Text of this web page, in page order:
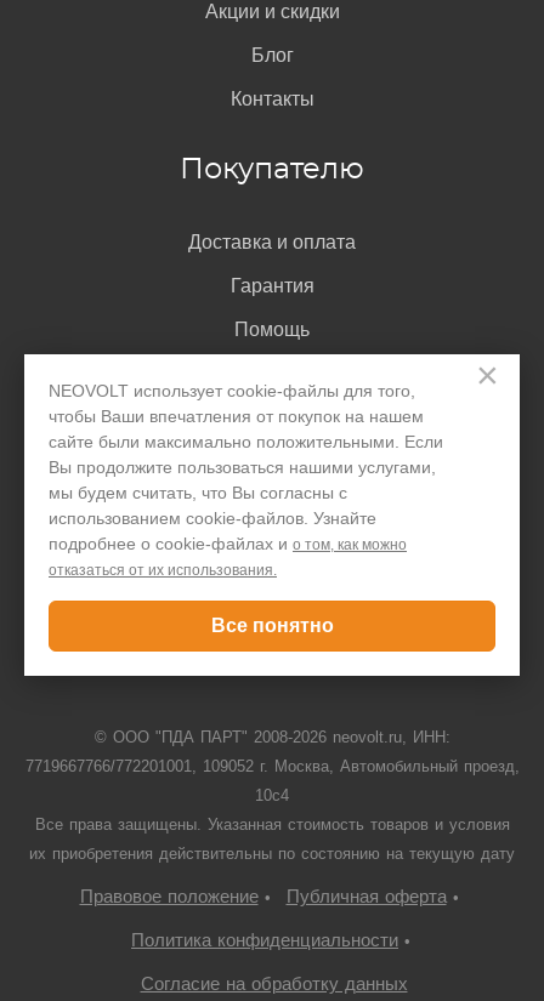
×
NEOVOLT использует cookie-файлы для того,
чтобы Ваши впечатления от покупок на нашем
сайте были максимально положительными. Если
Вы продолжите пользоваться нашими услугами,
мы будем считать, что Вы согласны с
использованием cookie-файлов. Узнайте
подробнее о cookie-файлах и о том, как можно
отказаться от их использования.
Все понятно
Акции и скидки
Блог
Контакты
Покупателю
Доставка и оплата
Гарантия
Помощь
Написать директору
Задать вопрос
+7 495 646 1257
Только для юридических лиц
© ООО "ПДА ПАРТ" 2008-2026neovolt.ru, ИНН:
7719667766/772201001, 109052 г. Москва, Автомобильный проезд,
10с4
Все права защищены. Указанная стоимость товаров и условия
их приобретения действительны по состоянию на текущую дату
Правовое положение• Публичная оферта•
Политика конфиденциальности •
Согласие на обработку данных